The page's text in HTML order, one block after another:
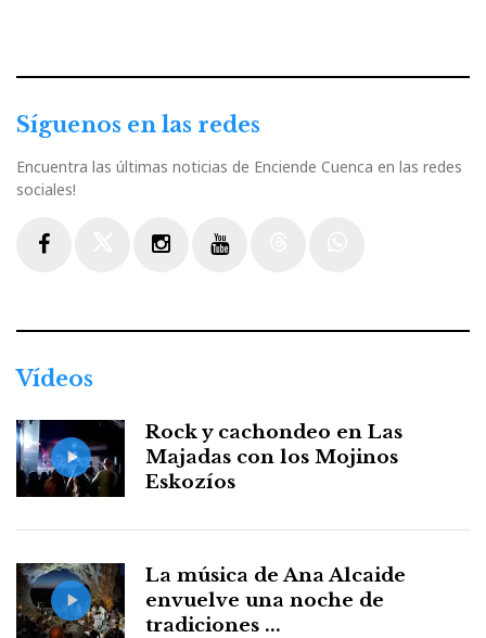
Síguenos en las redes
Encuentra las últimas noticias de Enciende Cuenca en las redes
sociales!
Vídeos
Rock y cachondeo en Las
Majadas con los Mojinos
Eskozíos
La música de Ana Alcaide
envuelve una noche de
tradiciones ...